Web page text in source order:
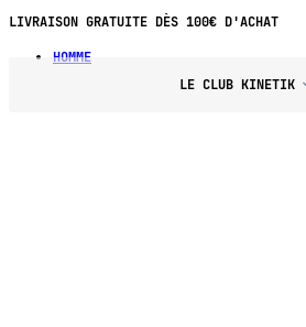
LIVRAISON GRATUITE DÈS 100€ D'ACHAT
HOMME
LE CLUB KINETIK